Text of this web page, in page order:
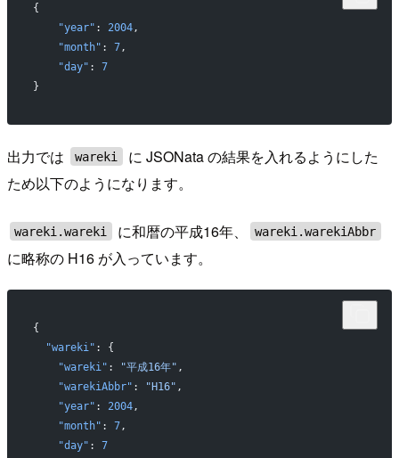
{
    "year"
: 2004,
    "month"
: 7,
    "day"
: 7
}
出力では wareki
に JSONata の結果を入れるようにした
ため以下のようになります。
wareki.wareki に和暦の平成16年、 wareki.warekiAbbr
に略称の H16 が入っています。
{
  "wareki"
: {
    "wareki"
: "平成16年" ,
    "warekiAbbr"
: "H16" ,
    "year"
: 2004,
    "month"
: 7,
    "day"
: 7